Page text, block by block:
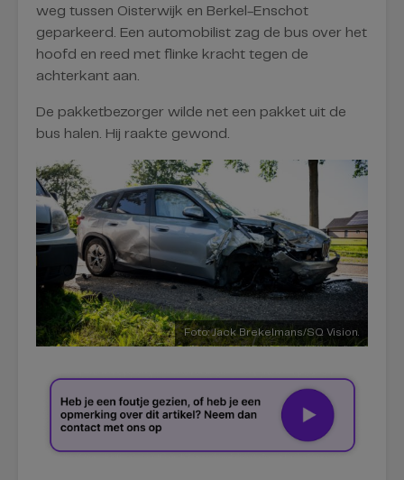
weg tussen Oisterwijk en Berkel-Enschot
geparkeerd. Een automobilist zag de bus over het
hoofd en reed met flinke kracht tegen de
achterkant aan.
De pakketbezorger wilde net een pakket uit de
bus halen. Hij raakte gewond.
Foto: Jack Brekelmans/SQ Vision.